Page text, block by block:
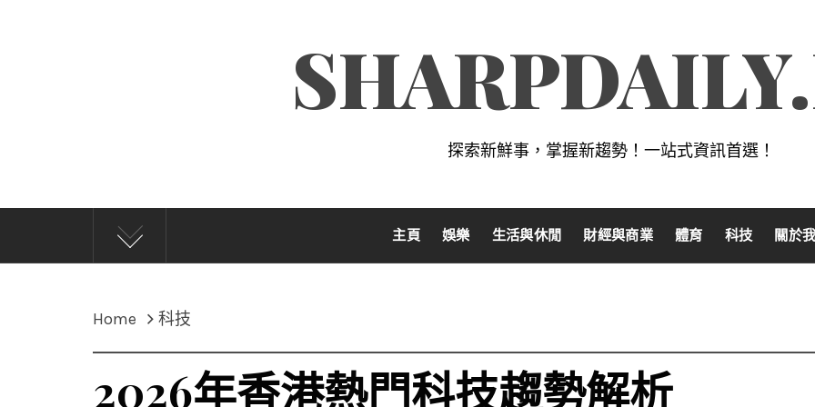
探索新鮮事，掌握新趨勢！一站式資訊首選！
主頁 娛樂 生活與休閒 財經與商業 體育 科技 關於
Home 科技
2026年香港熱門科技趨勢解析